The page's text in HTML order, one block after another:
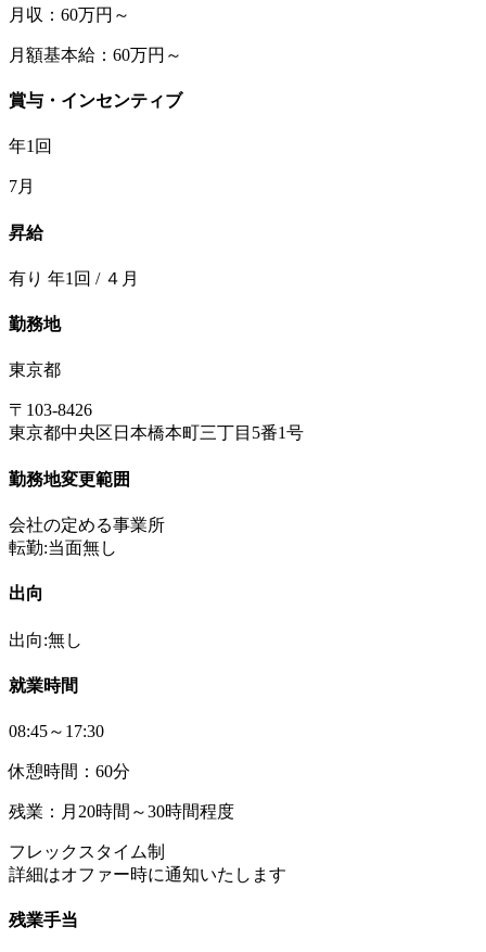
月収：60万円～
月額基本給：60万円～
賞与・インセンティブ
年1回
7月
昇給
有り 年1回 / ４月
勤務地
東京都
〒103-8426
東京都中央区日本橋本町三丁目5番1号
勤務地変更範囲
会社の定める事業所
転勤:当面無し
出向
出向:無し
就業時間
08:45～17:30
休憩時間：60分
残業：月20時間～30時間程度
フレックスタイム制
詳細はオファー時に通知いたします
残業手当